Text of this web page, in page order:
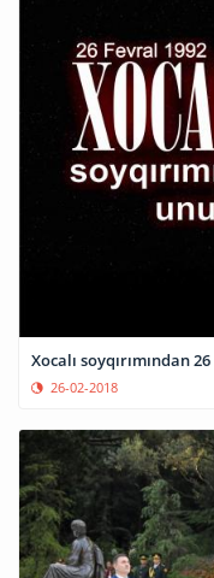
Xocalı soyqırımından
26-02-2018